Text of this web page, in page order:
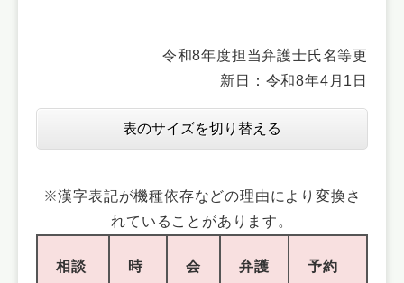
令和8年度担当弁護士氏名等更
新日：令和8年4月1日
表のサイズを切り替える
※漢字表記が機種依存などの理由により変換さ
れていることがあります。
相談
時
会
弁護
予約